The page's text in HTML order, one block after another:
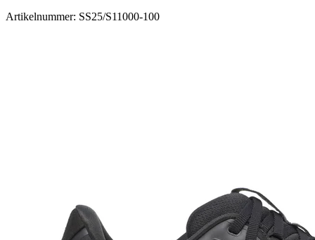
Artikelnummer: SS25/S11000-100